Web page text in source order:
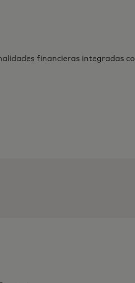
financieras integradas